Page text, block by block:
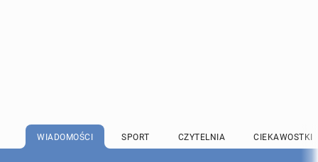
WIADOMOŚCI SPORT CZYTELNIA CIEKAWOSTKI